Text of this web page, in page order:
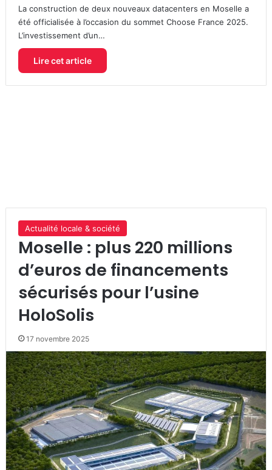
La construction de deux nouveaux datacenters en Moselle a
été officialisée à l’occasion du sommet Choose France 2025.
L’investissement d’un…
Lire cet article
Actualité locale & société
Moselle : plus 220 millions
d’euros de financements
sécurisés pour l’usine
HoloSolis
17 novembre 2025